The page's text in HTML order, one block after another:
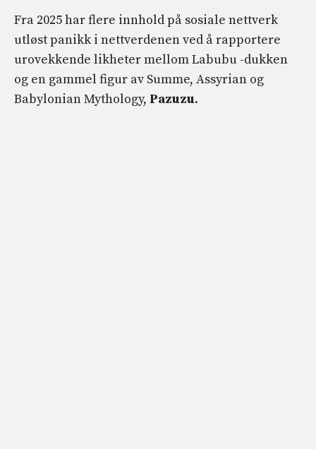
Fra 2025 har flere innhold på sosiale nettverk
utløst panikk i nettverdenen ved å rapportere
urovekkende likheter mellom Labubu -dukken
og en gammel figur av Summe, Assyrian og
Babylonian Mythology, Pazuzu.